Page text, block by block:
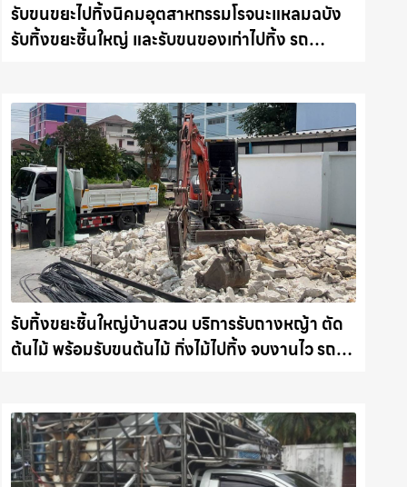
รับขนขยะไปทิ้งนิคมอุตสาหกรรมโรจนะแหลมฉบัง
รับทิ้งขยะชิ้นใหญ่ และรับขนของเก่าไปทิ้ง รถ
รับทิ้งขยะชิ้นใหญ่บ้านสวน บริการรับถางหญ้า ตัด
ต้นไม้ พร้อมรับขนต้นไม้ กิ่งไม้ไปทิ้ง จบงานไว รถ